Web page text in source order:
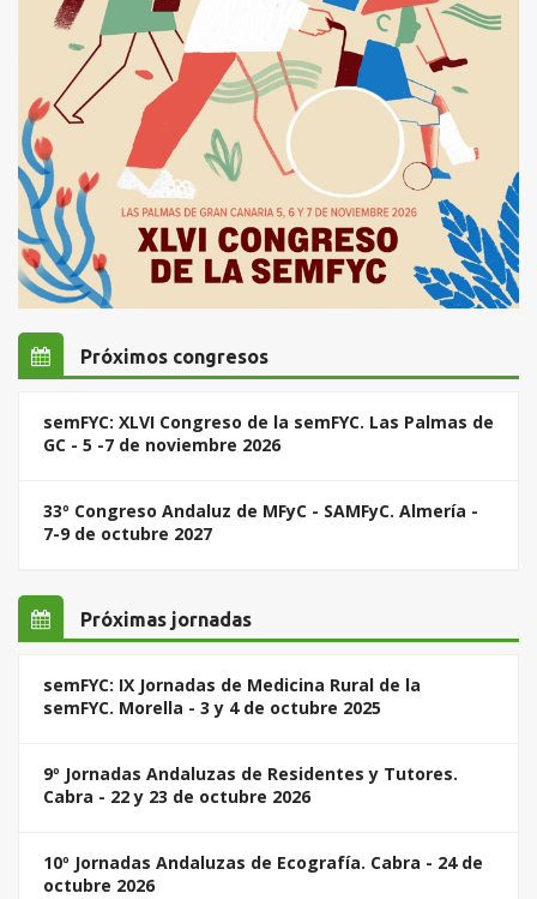
Próximos congresos
semFYC: XLVI Congreso de la semFYC. Las Palmas de
GC - 5 -7 de noviembre 2026
33º Congreso Andaluz de MFyC - SAMFyC. Almería -
7-9 de octubre 2027
Próximas jornadas
semFYC: IX Jornadas de Medicina Rural de la
semFYC. Morella - 3 y 4 de octubre 2025
9º Jornadas Andaluzas de Residentes y Tutores.
Cabra - 22 y 23 de octubre 2026
10º Jornadas Andaluzas de Ecografía. Cabra - 24 de
octubre 2026